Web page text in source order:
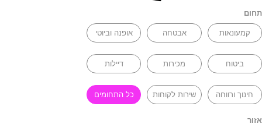
תחום
קמעונאות אבטחה אופנה וביוטי
ביטוח מכירות דיילות
חינוך ורווחה שירות לקוחות כל התחומים
אזור